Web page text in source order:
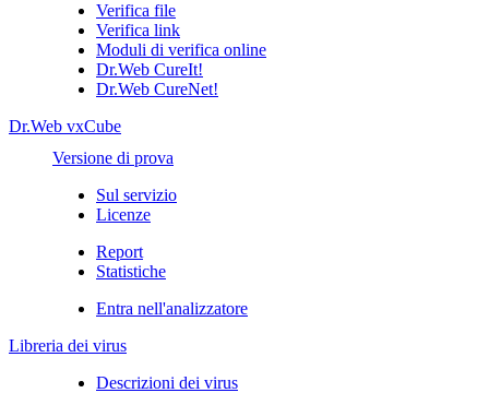
Verifica file
Verifica link
Moduli di verifica online
Dr.Web CureIt!
Dr.Web CureNet!
Dr.Web vxCube
Versione di prova
Sul servizio
Licenze
Report
Statistiche
Entra nell'analizzatore
Libreria dei virus
Descrizioni dei virus